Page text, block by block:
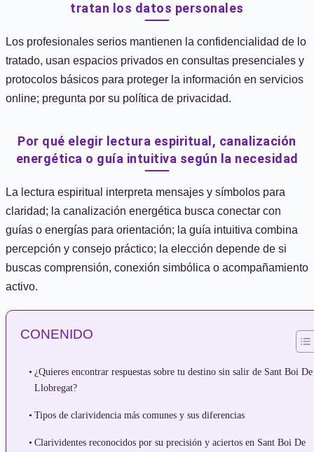
tratan los datos personales
Los profesionales serios mantienen la confidencialidad de lo
tratado, usan espacios privados en consultas presenciales y
protocolos básicos para proteger la información en servicios
online; pregunta por su política de privacidad.
Por qué elegir lectura espiritual, canalización
energética o guía intuitiva según la necesidad
La lectura espiritual interpreta mensajes y símbolos para
claridad; la canalización energética busca conectar con
guías o energías para orientación; la guía intuitiva combina
percepción y consejo práctico; la elección depende de si
buscas comprensión, conexión simbólica o acompañamiento
activo.
CONENIDO
¿Quieres encontrar respuestas sobre tu destino sin salir de Sant Boi De
Llobregat?
Tipos de clarividencia más comunes y sus diferencias
Clarividentes reconocidos por su precisión y aciertos en Sant Boi De